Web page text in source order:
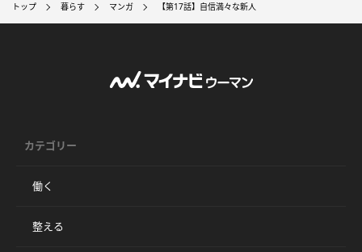
トップ 暮らす マンガ 【第17話】自信満々な新人
カテゴリー
働く
整える